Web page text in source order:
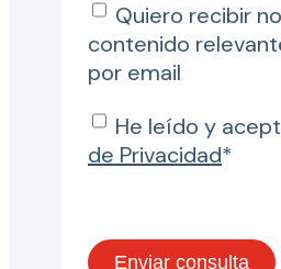
Quiero recibir
contenido
por email
He leído y
de Privacidad*